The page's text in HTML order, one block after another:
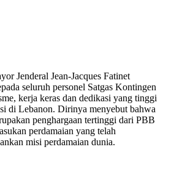
Jenderal Jean-Jacques Fatinet
seluruh personel Satgas Kontingen
kerja keras dan dedikasi yang tinggi
di Lebanon. Dirinya menyebut bahwa
penghargaan tertinggi dari PBB
perdamaian yang telah
misi perdamaian dunia.